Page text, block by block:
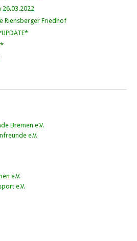
Riensberger Friedhof
Bremen e.V.
e.V.
e.V.
e.V.